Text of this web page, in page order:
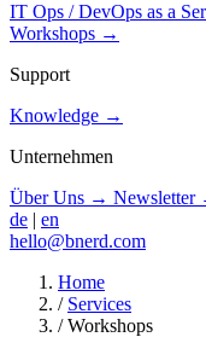
IT Ops / DevOps as a
Workshops →
Support
Knowledge →
Unternehmen
Über Uns → Newsletter
de | en
hello@bnerd.com
Home
/ Services
/ Workshops